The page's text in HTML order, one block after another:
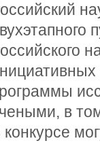
в
конкурсе